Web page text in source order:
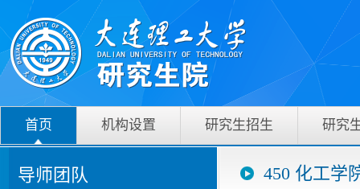
首页 机构设置 研究生招生 研究
导师团队 450 化工学